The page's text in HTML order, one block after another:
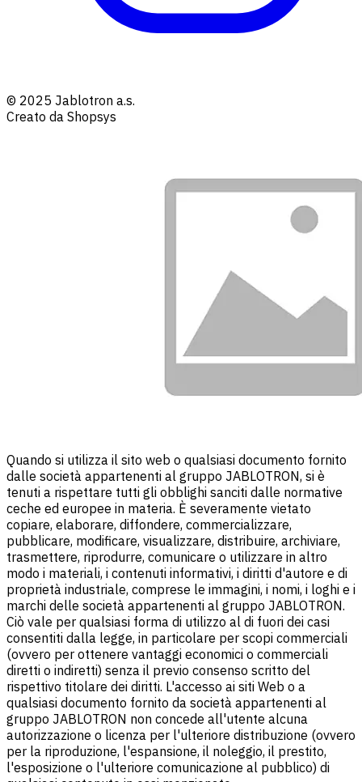
© 2025 Jablotron a.s.
Creato da Shopsys
Quando si utilizza il sito web o qualsiasi documento fornito
dalle società appartenenti al gruppo JABLOTRON, si è
tenuti a rispettare tutti gli obblighi sanciti dalle normative
ceche ed europee in materia. È severamente vietato
copiare, elaborare, diffondere, commercializzare,
pubblicare, modificare, visualizzare, distribuire, archiviare,
trasmettere, riprodurre, comunicare o utilizzare in altro
modo i materiali, i contenuti informativi, i diritti d'autore e di
proprietà industriale, comprese le immagini, i nomi, i loghi e i
marchi delle società appartenenti al gruppo JABLOTRON.
Ciò vale per qualsiasi forma di utilizzo al di fuori dei casi
consentiti dalla legge, in particolare per scopi commerciali
(ovvero per ottenere vantaggi economici o commerciali
diretti o indiretti) senza il previo consenso scritto del
rispettivo titolare dei diritti. L'accesso ai siti Web o a
qualsiasi documento fornito da società appartenenti al
gruppo JABLOTRON non concede all'utente alcuna
autorizzazione o licenza per l'ulteriore distribuzione (ovvero
per la riproduzione, l'espansione, il noleggio, il prestito,
l'esposizione o l'ulteriore comunicazione al pubblico) di